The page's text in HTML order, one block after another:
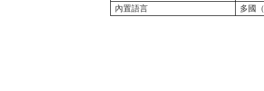
內置語言
多國